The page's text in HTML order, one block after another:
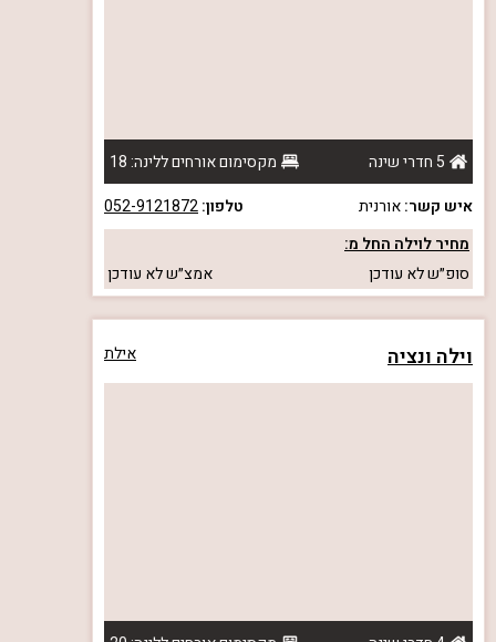
5 חדרי שינה
מקסימום אורחים ללינה: 18
איש קשר:אורנית טלפון:052-9121872
מחיר לוילה החל מ:
סופ״שלא עודכן אמצ״שלא עודכן
וילה ונציה אילת